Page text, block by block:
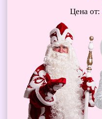
Цена от: